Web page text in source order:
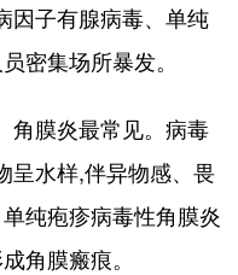
因子有腺病毒、单纯
密集场所暴发。
膜炎最常见。病毒
呈水样,伴异物感、畏
纯疱疹病毒性角膜炎
角膜瘢痕。